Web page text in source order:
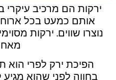
ירקות הם מרכיב עיקרי
אותם כמעט בכל
נוצרו שווים. ירקות
הפיכת ירק לפרי